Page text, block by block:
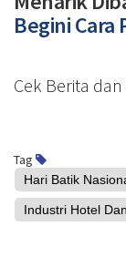
Begini Cara
Cek Berita
Tag
Hari Batik
Industri Hotel